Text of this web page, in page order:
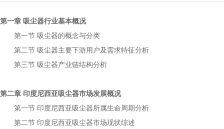
第一章 吸尘器行业基本概况
第一节 吸尘器的概念与分类
第二节 吸尘器主要下游用户及需求特征分析
第三节 吸尘器产业链结构分析
第二章 印度尼西亚吸尘器市场发展概况
第一节 印度尼西亚吸尘器所属生命周期分析
第二节 印度尼西亚吸尘器市场现状综述